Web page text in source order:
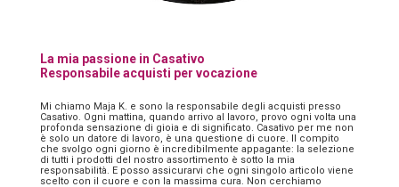
La mia passione in Casativo
Responsabile acquisti per vocazione
Mi chiamo Maja K. e sono la responsabile degli acquisti presso
Casativo. Ogni mattina, quando arrivo al lavoro, provo ogni volta una
profonda sensazione di gioia e di significato. Casativo per me non
è solo un datore di lavoro, è una questione di cuore. Il compito
che svolgo ogni giorno è incredibilmente appagante: la selezione
di tutti i prodotti del nostro assortimento è sotto la mia
responsabilità. E posso assicurarvi che ogni singolo articolo viene
scelto con il cuore e con la massima cura. Non cerchiamo